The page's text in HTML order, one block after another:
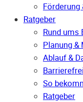
Förderung
Ratgeber
Rund ums
Planung &
Ablauf &
So
Ratgeber